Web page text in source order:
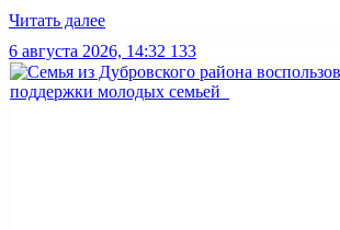
Читать далее
6 августа 2026, 14:32 133